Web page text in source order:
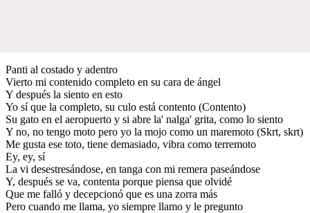
Panti al costado y adentro
Vierto mi contenido completo en su cara de ángel
Y después la siento en esto
Yo sí que la completo, su culo está contento (Contento)
Su gato en el aeropuerto y si abre la' nalga' grita, como lo siento
Y no, no tengo moto pero yo la mojo como un maremoto (Skrt, skrt)
Me gusta ese toto, tiene demasiado, vibra como terremoto
Ey, ey, sí
La vi desestresándose, en tanga con mi remera paseándose
Y, después se va, contenta porque piensa que olvidé
Que me falló y decepcionó que es una zorra más
Pero cuando me llama, yo siempre llamo y le pregunto